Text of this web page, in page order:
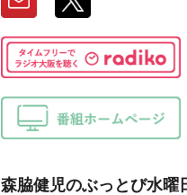
森脇健児のぶっとび水曜